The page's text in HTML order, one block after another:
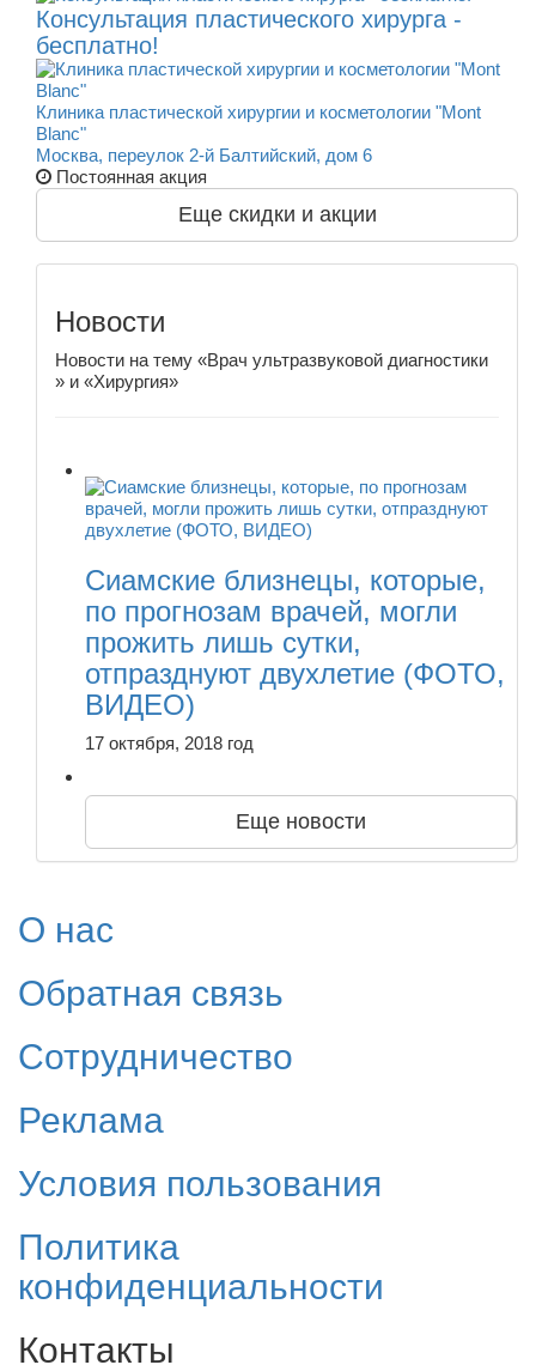
Консультация пластического хирурга -
бесплатно!
Клиника пластической хирургии и косметологии "Mont
Blanc"
Москва, переулок 2-й Балтийский, дом 6
Постоянная акция
Еще скидки и акции
Новости
Новости на тему «Врач ультразвуковой диагностики
» и «Хирургия»
Сиамские близнецы, которые,
по прогнозам врачей, могли
прожить лишь сутки,
отпразднуют двухлетие (ФОТО,
ВИДЕО)
17 октября, 2018 год
Еще новости
О нас
Обратная связь
Сотрудничество
Реклама
Условия пользования
Политика
конфиденциальности
Контакты